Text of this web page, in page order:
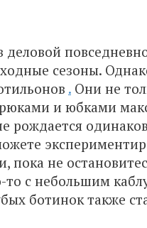
сезоны.
. Они не
и юбками
рождается
пока не
с небольшим
ботинок также